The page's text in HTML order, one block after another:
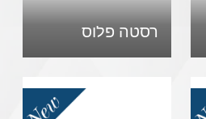
רסטה פלוס